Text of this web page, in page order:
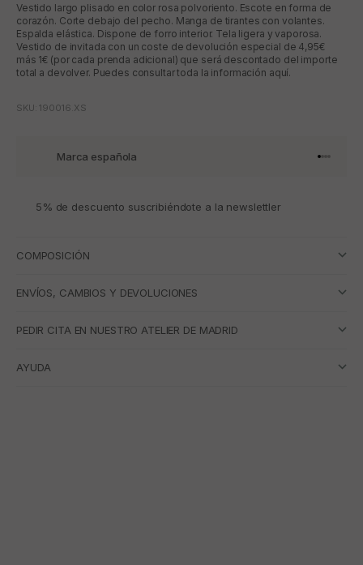
Vestido largo plisado en color rosa polvoriento. Escote en forma de
corazón. Corte debajo del pecho. Manga de tirantes con volantes.
Espalda elástica. Dispone de forro interior. Tela ligera y vaporosa.
Vestido de invitada con un coste de devolución especial de 4,95€
más 1€ (por cada prenda adicional) que será descontado del importe
total a devolver. Puedes consultar toda la información aquí.
SKU: 190016.XS
Marca española Ir al
Ir al
Ir al
Ir al
5% de descuento suscribiéndote a la newslettler
COMPOSICIÓN
ENVÍOS, CAMBIOS Y DEVOLUCIONES
PEDIR CITA EN NUESTRO ATELIER DE MADRID
AYUDA